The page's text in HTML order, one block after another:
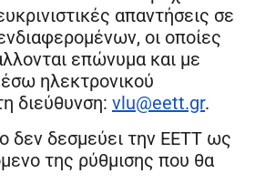
απαντήσεις σε
οι οποίες
επώνυμα και με
ηλεκτρονικού
διεύθυνση: vlu@eett.gr.
δεν δεσμεύει την ΕΕΤΤ ως
της ρύθμισης που θα